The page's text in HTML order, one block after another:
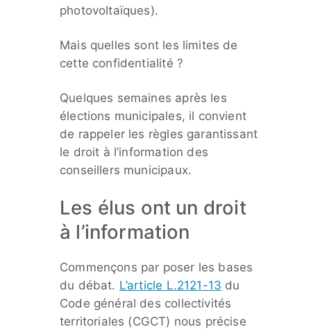
photovoltaïques).
Mais quelles sont les limites de
cette confidentialité ?
Quelques semaines après les
élections municipales, il convient
de rappeler les règles garantissant
le droit à l’information des
conseillers municipaux.
Les élus ont un droit
à l’information
Commençons par poser les bases
du débat. L’article L.2121-13 du
Code général des collectivités
territoriales (CGCT) nous précise